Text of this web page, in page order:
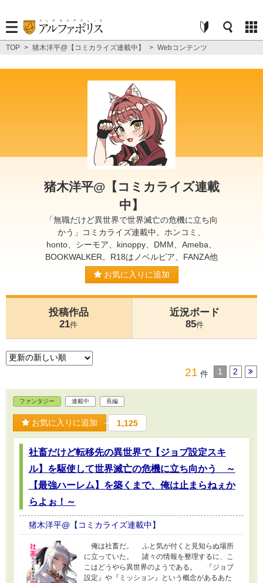
TOP > 猪木洋平@【コミカライズ連載中】 > Webコンテンツ
猪木洋平@【コミカライズ連載
中】
「無職だけど異世界で世界滅亡の危機に立ち向
かう」コミカライズ連載中。ホンコミ、
honto、シーモア、kinoppy、DMM、Ameba、
BOOKWALKER。R18はノベルピア、FANZA他
お気に入りに追加
投稿作品
21件
近況ボード
85件
21 件 1 2
ファンタジー 連載中 長編
お気に入りに追加 1,125
社畜だけど転移先の異世界で【ジョブ設定スキ
ル】を駆使して世界滅亡の危機に立ち向かう ～
【最強ハーレム】を築くまで、俺は止まらねぇか
らよぉ！～
猪木洋平@【コミカライズ連載中】
俺は社畜だ。 ふと気が付くと見知らぬ場所
に立っていた。 諸々の情報を整理するに、こ
こはどうやら異世界のようである。 『ジョブ
設定』や『ミッション』という概念があるあた